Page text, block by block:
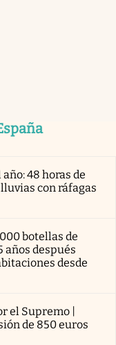
48 horas de
con ráfagas
botellas de
años después
desde
el Supremo |
de 850 euros